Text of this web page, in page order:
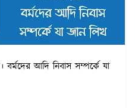
আদি নিবাস সম্পর্কে যা